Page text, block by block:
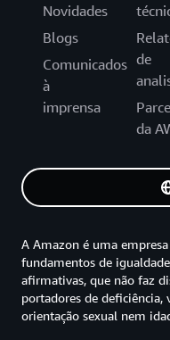
Novidades
Blogs
Comunicados
à
imprensa
de
da
A Amazon é uma
fundamentos de
afirmativas, que não faz
portadores de deficiência,
orientação sexual nem